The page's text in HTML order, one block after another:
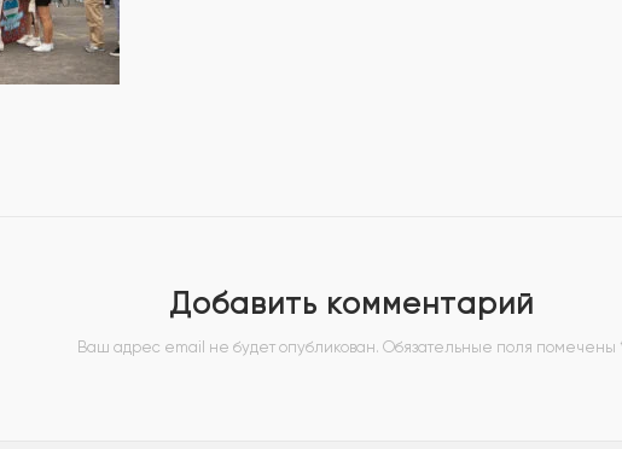
Добавить комментарий
Ваш адрес email не будет опубликован. Обязательные поля помечены